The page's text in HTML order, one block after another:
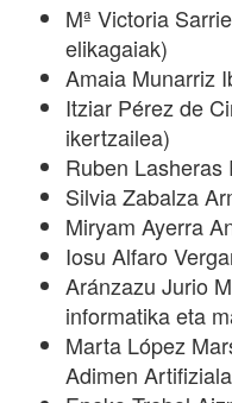
Mª Victoria
elikagaiak)
Amaia Munarriz
Itziar Pérez de
ikertzailea)
Ruben Lasheras
Silvia Zabalza
Miryam Ayerra
Iosu Alfaro
Aránzazu Jurio
informatika eta
Marta López
Adimen